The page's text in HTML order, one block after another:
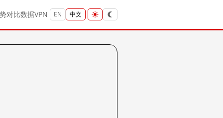
对比数据VPN EN 中文